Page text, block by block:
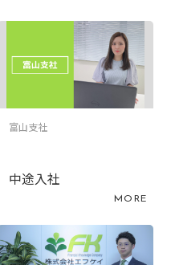
富山支社
中途入社
MORE